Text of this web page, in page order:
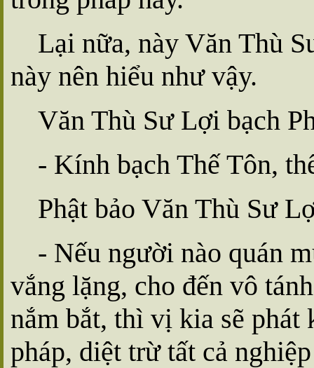
Lại nữa, này Văn Thù
này nên hiểu như vậy.
Văn Thù Sư Lợi bạch
- Kính bạch Thế Tôn,
Phật bảo Văn Thù Sư
- Nếu người nào quán
vắng lặng, cho đến vô
nắm bắt, thì vị kia sẽ
pháp, diệt trừ tất cả